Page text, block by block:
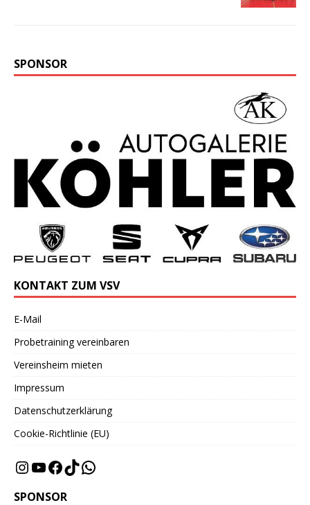
SPONSOR
KONTAKT ZUM VSV
E-Mail
Probetraining vereinbaren
Vereinsheim mieten
Impressum
Datenschutzerklärung
Cookie-Richtlinie (EU)
SPONSOR